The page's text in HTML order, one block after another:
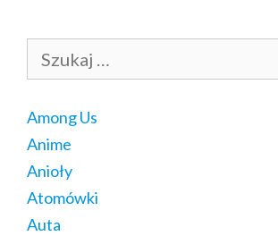
Among Us
Anime
Anioły
Atomówki
Auta